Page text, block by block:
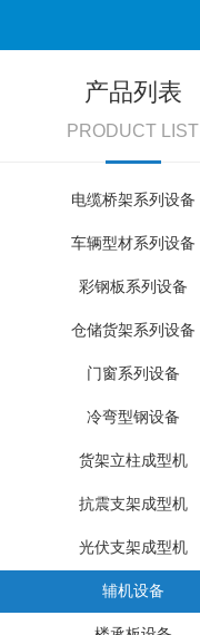
产品列表
PRODUCT LIST
电缆桥架系列设备
车辆型材系列设备
彩钢板系列设备
仓储货架系列设备
门窗系列设备
冷弯型钢设备
货架立柱成型机
抗震支架成型机
光伏支架成型机
辅机设备